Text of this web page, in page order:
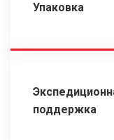
Упаковка
поддержка